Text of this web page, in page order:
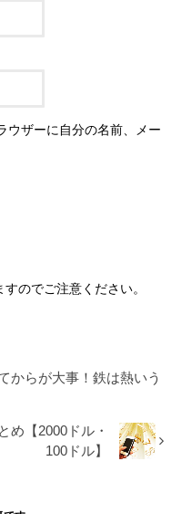
ウザーに自分の名前、メー
のでご注意ください。
からが大事！鉄は熱いう
め【2000ドル・
100ドル】